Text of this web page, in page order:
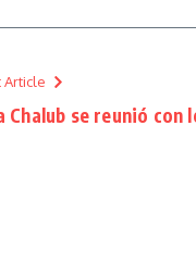
Article
Chalub se reunió con